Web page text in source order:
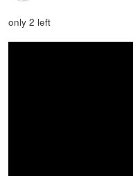
only 2 left